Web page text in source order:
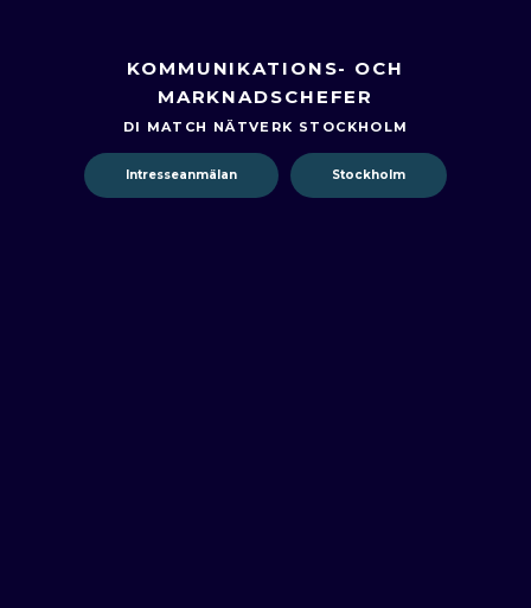
KOMMUNIKATIONS- OCH
MARKNADSCHEFER
DI MATCH NÄTVERK STOCKHOLM
Intresseanmälan Stockholm